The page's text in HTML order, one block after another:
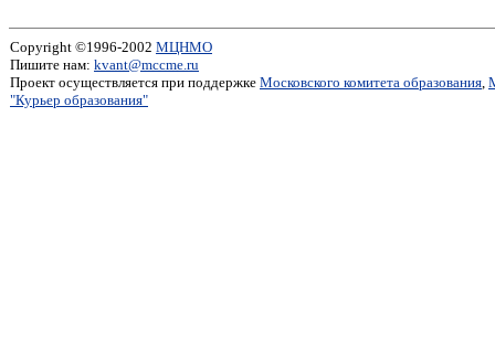
Copyright ©1996-2002 МЦНМО
Пишите нам: kvant@mccme.ru
Проект осуществляется при поддержке Московского комитета образования,
"Курьер образования"